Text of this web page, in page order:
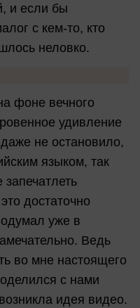
и если бы
с кем-то, кто
неловко.
фоне вечного
удивление
не остановило,
языком, так
достаточно
уже в
Ведь
во мне настоящего
с нами
идея видео.